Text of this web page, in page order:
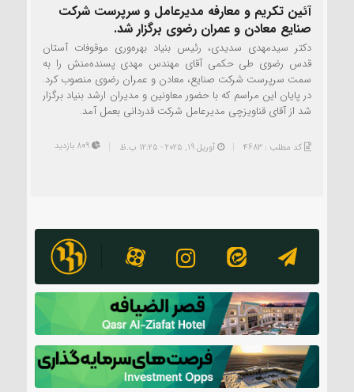
آئین تکریم و معارفه مدیرعامل و سرپرست شرکت
صنایع معادن و عمران رضوی برگزار شد.
دکتر سیدمهدی سدیدی، رئیس بنیاد بهره‌وری موقوفات آستان
قدس رضوی طی حکمی آقای مهندس مهدی پسنده‌منش را به
سمت سرپرست شرکت صنایع، معادن و عمران رضوی منصوب کرد.
در پایان این مراسم که با حضور معاونین و مدیران ارشد بنیاد برگزار
شد از آقای قناویزچی مدیرعامل شرکت قدردانی بعمل آمد.
کد مطلب : 4683 آوریل 19, 2025 - 12:25 ب.ظ